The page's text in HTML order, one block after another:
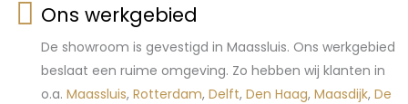
Ons werkgebied
De showroom is gevestigd in Maassluis. Ons werkgebied
beslaat een ruime omgeving. Zo hebben wij klanten in
o.a. Maassluis, Rotterdam, Delft, Den Haag, Maasdijk, De